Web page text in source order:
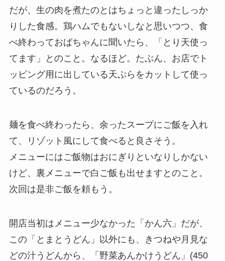
だが、生の肉を煮たのとはちょっと違ったしっか
りした食感。鶏ハムでもないしなと思いつつ、食
べ終わっておばちゃんに聞いたら、「とり天使っ
てます」とのこと。なるほど。たぶん、お店でト
ッピング用に出している天ぷらをカットして使っ
ているのだろう。
麺を食べ終わったら、余ったスープにご飯を入れ
て、リゾット風にして食べると良さそう。
メニューにはご飯物はおにぎりといなりしかない
けど、裏メニューで白ご飯も出せますとのこと。
次回は是非ご飯を頼もう。
開店当初はメニュー少なかった「かん六」だが、
この「とまとうどん」以外にも、きつねや月見な
どの汁うどんから、「野菜あんかけうどん」(450